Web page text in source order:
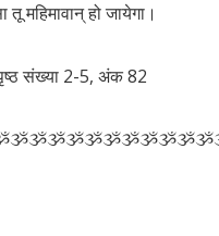
महिमावान् हो जायेगा।
संख्या 2-5, अंक 82